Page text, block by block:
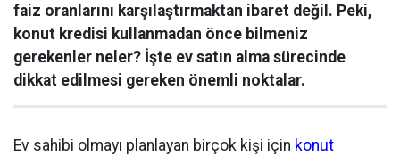
faiz oranlarını karşılaştırmaktan ibaret değil. Peki,
konut kredisi kullanmadan önce bilmeniz
gerekenler neler? İşte ev satın alma sürecinde
dikkat edilmesi gereken önemli noktalar.
Ev sahibi olmayı planlayan birçok kişi için konut